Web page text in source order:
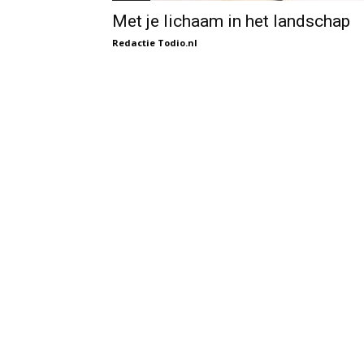
Met je lichaam in het landschap
Redactie Todio.nl